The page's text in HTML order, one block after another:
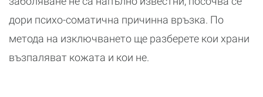
дори психо-соматична причинна връзка. По
метода на изключването ще разберете кои храни
възпаляват кожата и кои не.